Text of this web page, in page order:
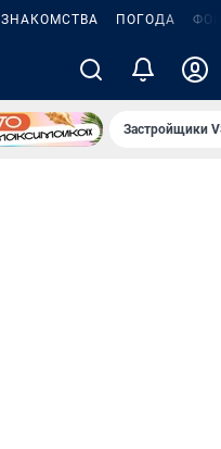
ЗНАКОМСТВА ПОГОДА
Застройщики